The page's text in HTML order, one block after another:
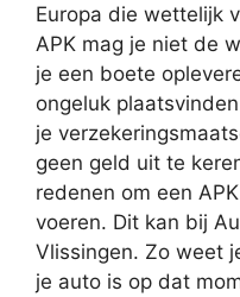
Europa die wettelijk
APK mag je niet de
je een boete
ongeluk
je
geen geld uit te
redenen om een
voeren. Dit kan bij
Vlissingen. Zo weet
je auto is op dat